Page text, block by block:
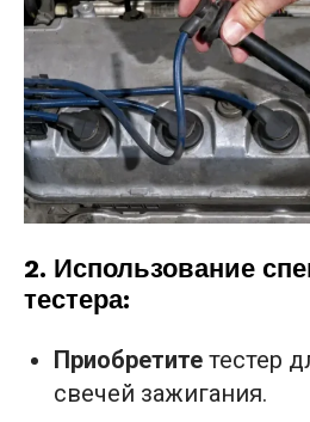
2. Использование
тестера:
Приобретите тестер
свечей зажигания.